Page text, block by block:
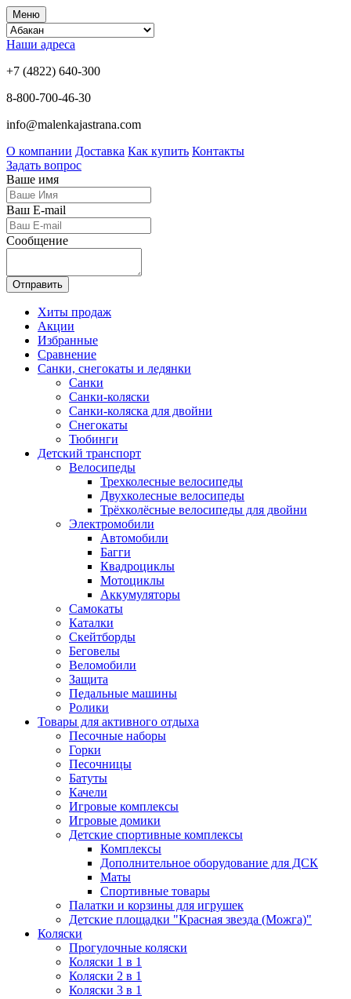
Меню
Наши адреса
+7 (4822) 640-300
8-800-700-46-30
info@malenkajastrana.com
О компании Доставка Как купить Контакты
Задать вопрос
Ваше имя
Ваш E-mail
Сообщение
Отправить
Хиты продаж
Акции
Избранные
Сравнение
Санки, снегокаты и ледянки
Санки
Санки-коляски
Санки-коляска для двойни
Снегокаты
Тюбинги
Детский транспорт
Велосипеды
Трехколесные велосипеды
Двухколесные велосипеды
Трёхколёсные велосипеды для двойни
Электромобили
Автомобили
Багги
Квадроциклы
Мотоциклы
Аккумуляторы
Самокаты
Каталки
Скейтборды
Беговелы
Веломобили
Защита
Педальные машины
Ролики
Товары для активного отдыха
Песочные наборы
Горки
Песочницы
Батуты
Качели
Игровые комплексы
Игровые домики
Детские спортивные комплексы
Комплексы
Дополнительное оборудование для ДСК
Маты
Спортивные товары
Палатки и корзины для игрушек
Детские площадки "Красная звезда (Можга)"
Коляски
Прогулочные коляски
Коляски 1 в 1
Коляски 2 в 1
Коляски 3 в 1